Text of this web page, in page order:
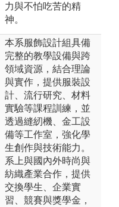
力與不怕吃苦的精
神。
本系服飾設計組具備
完整的教學設備與跨
領域資源，結合理論
與實作，提供服裝設
計、流行研究、材料
實驗等課程訓練，並
透過縫紉機、金工設
備等工作室，強化學
生創作與技術能力。
系上與國內外時尚與
紡織產業合作，提供
交換學生、企業實
習、競賽與獎學金，